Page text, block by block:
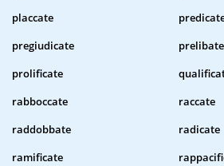
placcate
pregiudicate
prelibate
prolificate
rabboccate
raccate
raddobbate
radicate
ramificate